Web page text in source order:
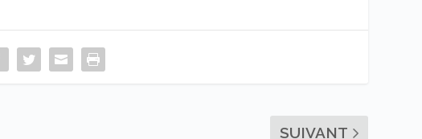
SUIVANT